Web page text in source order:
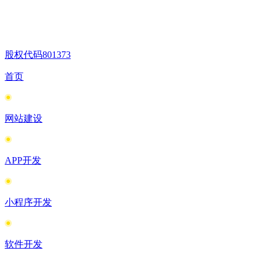
股权代码801373
首页
网站建设
APP开发
小程序开发
软件开发